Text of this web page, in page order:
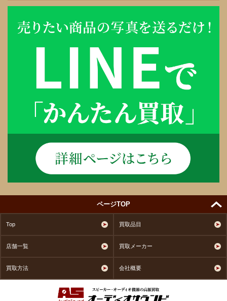
ページTOP
Top 買取品目
店舗一覧 買取メーカー
買取方法 会社概要